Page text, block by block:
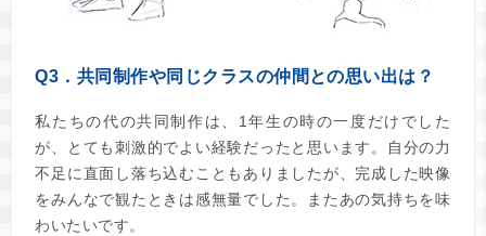
Q3．共同制作や同じクラスの仲間との思い出は？
私たちの代の共同制作は、1年生の時の一度だけでした
が、とても刺激的でよい経験だったと思います。自分の力
不足に直面し落ち込むこともありましたが、完成した映像
をみんなで観たときは感無量でした。またあの気持ちを味
わいたいです。